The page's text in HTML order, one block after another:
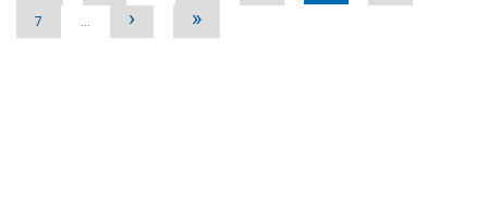
7 … › »